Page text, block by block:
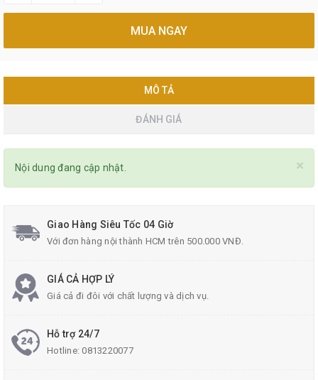
MUA NGAY
MÔ TẢ
ĐÁNH GIÁ
×
Nội dung đang cập nhật.
Giao Hàng Siêu Tốc 04 Giờ
Với đơn hàng nội thành HCM trên 500.000 VNĐ.
GIÁ CẢ HỢP LÝ
Giá cả đi đôi với chất lượng và dịch vụ.
Hỗ trợ 24/7
Hotline:0813220077